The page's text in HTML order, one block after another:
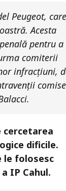
Peugeot, care
Acesta
pentru a
comiterii
infracțiuni,
comise
dificile.
le folosesc
IP Cahul.